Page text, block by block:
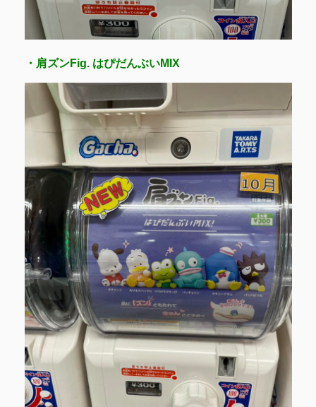
・肩ズンFig. はぴだんぶいMIX